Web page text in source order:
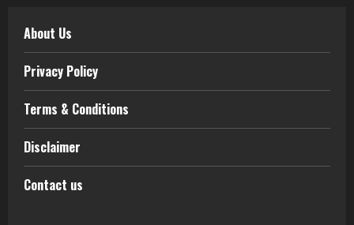
About Us
Privacy Policy
Terms & Conditions
Disclaimer
Contact us